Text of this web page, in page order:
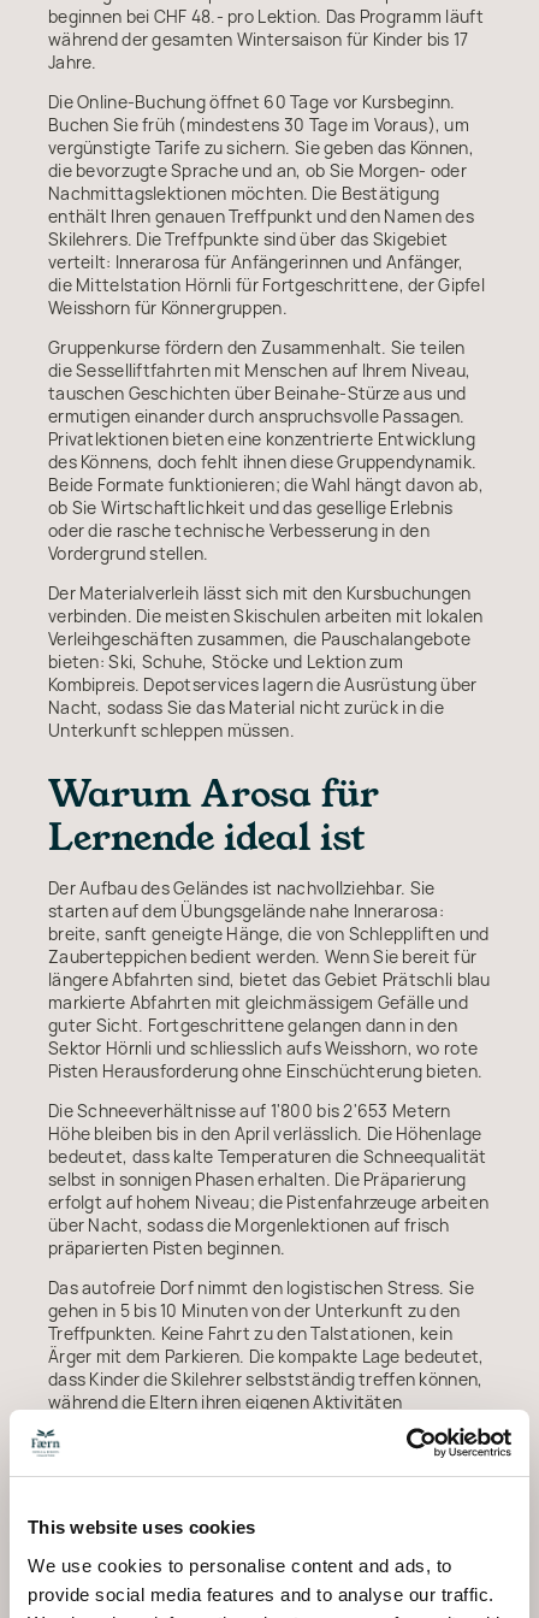
This website uses cookies
We use cookies to personalise content and ads, to
provide social media features and to analyse our traffic.
beginnen bei CHF 48.- pro Lektion. Das Programm läuft
während der gesamten Wintersaison für Kinder bis 17
Jahre.
Die Online-Buchung öffnet 60 Tage vor Kursbeginn.
Buchen Sie früh (mindestens 30 Tage im Voraus), um
vergünstigte Tarife zu sichern. Sie geben das Können,
die bevorzugte Sprache und an, ob Sie Morgen- oder
Nachmittagslektionen möchten. Die Bestätigung
enthält Ihren genauen Treffpunkt und den Namen des
Skilehrers. Die Treffpunkte sind über das Skigebiet
verteilt: Innerarosa für Anfängerinnen und Anfänger,
die Mittelstation Hörnli für Fortgeschrittene, der Gipfel
Weisshorn für Könnergruppen.
Gruppenkurse fördern den Zusammenhalt. Sie teilen
die Sesselliftfahrten mit Menschen auf Ihrem Niveau,
tauschen Geschichten über Beinahe-Stürze aus und
ermutigen einander durch anspruchsvolle Passagen.
Privatlektionen bieten eine konzentrierte Entwicklung
des Könnens, doch fehlt ihnen diese Gruppendynamik.
Beide Formate funktionieren; die Wahl hängt davon ab,
ob Sie Wirtschaftlichkeit und das gesellige Erlebnis
oder die rasche technische Verbesserung in den
Vordergrund stellen.
Der Materialverleih lässt sich mit den Kursbuchungen
verbinden. Die meisten Skischulen arbeiten mit lokalen
Verleihgeschäften zusammen, die Pauschalangebote
bieten: Ski, Schuhe, Stöcke und Lektion zum
Kombipreis. Depotservices lagern die Ausrüstung über
Nacht, sodass Sie das Material nicht zurück in die
Unterkunft schleppen müssen.
Warum Arosa für
Lernende ideal ist
Der Aufbau des Geländes ist nachvollziehbar. Sie
starten auf dem Übungsgelände nahe Innerarosa:
breite, sanft geneigte Hänge, die von Schleppliften und
Zauberteppichen bedient werden. Wenn Sie bereit für
längere Abfahrten sind, bietet das Gebiet Prätschli blau
markierte Abfahrten mit gleichmässigem Gefälle und
guter Sicht. Fortgeschrittene gelangen dann in den
Sektor Hörnli und schliesslich aufs Weisshorn, wo rote
Pisten Herausforderung ohne Einschüchterung bieten.
Die Schneeverhältnisse auf 1'800 bis 2'653 Metern
Höhe bleiben bis in den April verlässlich. Die Höhenlage
bedeutet, dass kalte Temperaturen die Schneequalität
selbst in sonnigen Phasen erhalten. Die Präparierung
erfolgt auf hohem Niveau; die Pistenfahrzeuge arbeiten
über Nacht, sodass die Morgenlektionen auf frisch
präparierten Pisten beginnen.
Das autofreie Dorf nimmt den logistischen Stress. Sie
gehen in 5 bis 10 Minuten von der Unterkunft zu den
Treffpunkten. Keine Fahrt zu den Talstationen, kein
Ärger mit dem Parkieren. Die kompakte Lage bedeutet,
dass Kinder die Skilehrer selbstständig treffen können,
während die Eltern ihren eigenen Aktivitäten
nachgehen (etwas, das man schätzt, wenn eine Person
fortgeschrittene Lektionen möchte und die andere
lieber dieExperiences Arosajenseits des Skifahrens
Die Auszeichnung von Arosa als zertifizierte
Familiendestination bedeutet, dass die Infrastruktur
das Lernen gezielt unterstützt. Sessellifte verfügen
über Einstiegsteppiche und Sicherheitsbügel.